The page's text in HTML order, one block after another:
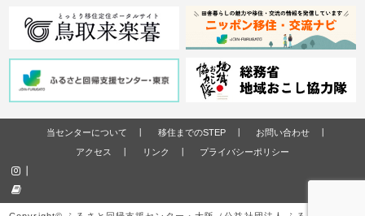
当センターについて 移住までのSTEP
お問い合わせ
アクセス
リンク プライバシーポリシー